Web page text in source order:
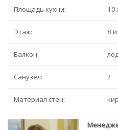
Площадь кухни:
Этаж: 8
Балкон:
Санузел: 2
Материал стен: